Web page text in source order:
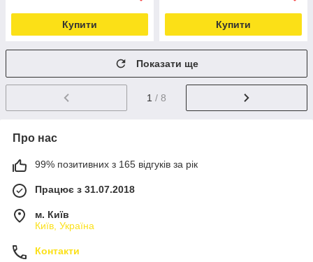
Купити Купити
Показати ще
1 / 8
Про нас
99% позитивних з 165 відгуків за рік
Працює з 31.07.2018
м. Київ
Київ, Україна
Контакти